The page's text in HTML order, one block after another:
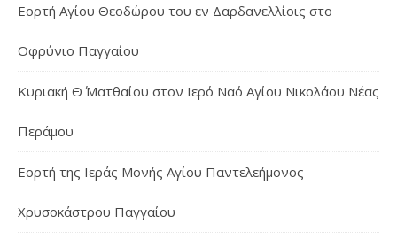
Εορτή Αγίου Θεοδώρου του εν Δαρδανελλίοις στο
Οφρύνιο Παγγαίου
Κυριακή Θ΄ Ματθαίου στον Ιερό Ναό Αγίου Νικολάου Νέας
Περάμου
Εορτή της Ιεράς Μονής Αγίου Παντελεήμονος
Χρυσοκάστρου Παγγαίου